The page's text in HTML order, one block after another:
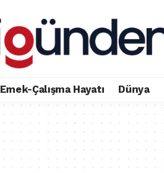
Emek-Çalışma Hayatı Dünya